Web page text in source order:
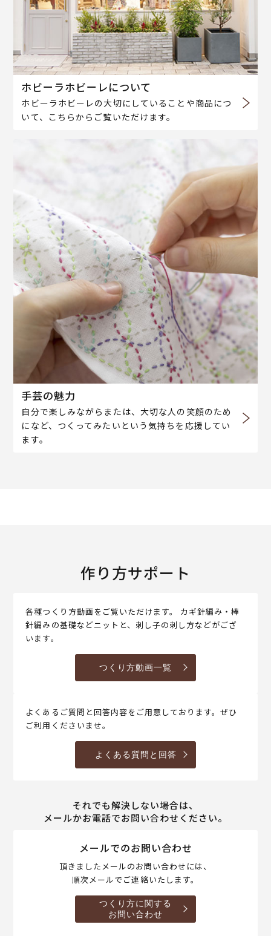
ホビーラホビーレについて
ホビーラホビーレの大切にしていることや商品につ
いて、こちらからご覧いただけます。
手芸の魅力
自分で楽しみながらまたは、大切な人の笑顔のため
になど、つくってみたいという気持ちを応援してい
ます。
作り方サポート
各種つくり方動画をご覧いただけます。 カギ針編み・棒
針編みの基礎などニットと、刺し子の刺し方などがござ
います。
つくり方動画一覧
よくあるご質問と回答内容をご用意しております。ぜひ
ご利用くださいませ。
よくある質問と回答
それでも解決しない場合は、
メールかお電話でお問い合わせください。
メールでのお問い合わせ
頂きましたメールのお問い合わせには、
順次メールでご連絡いたします。
つくり方に関する
お問い合わせ